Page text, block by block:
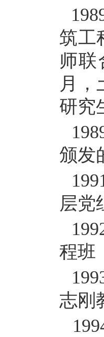
筑工
师
月
研究
颁发
层党
程班
志刚